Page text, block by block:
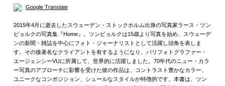
Google Translate
2015年4月に逝去したスウェーデン・ストックホルム出身の写真家ラース・ツン
ビョルクの写真集『Home』。ツンビョルクは15歳より写真を始め、スウェーデ
ンの新聞・雑誌を中心にフォト・ジャーナリストとして活躍し頭角を表しま
す。その後著名なクライアントを有するようになり、パリフォトグラファー・
エージェンシーVUに所属して、世界的に活躍しました。70年代のニュー・カラ
ー写真のアプローチに影響を受けた彼の作品は、コントラスト豊かなカラー、
ユニークなコンポジション、シュールなスタイルが特徴的です。本書は、ツン